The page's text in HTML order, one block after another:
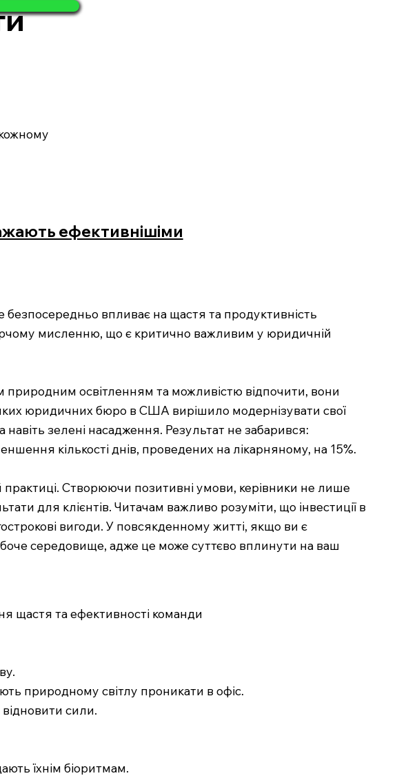
ефективнішіми
впливає на щастя та продуктивність
мисленню, що є критично важливим у юридичній
освітленням та можливістю відпочити, вони
юридичних бюро в США вирішило модернізувати свої
зелені насадження. Результат не забарився:
кількості днів, проведених на лікарняному, на 15%.
Створюючи позитивні умови, керівники не лише
для клієнтів. Читачам важливо розуміти, що інвестиції в
вигоди. У повсякденному житті, якщо ви є
середовище, адже це може суттєво вплинути на ваш
щастя та ефективності команди
природному світлу проникати в офіс.
сили.
їхнім біоритмам.